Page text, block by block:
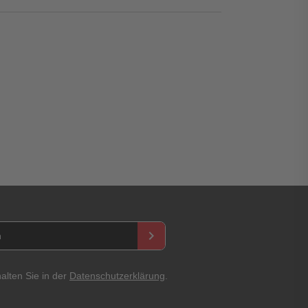
keyboard_arrow_right
Sie in der Datenschutzerklärung